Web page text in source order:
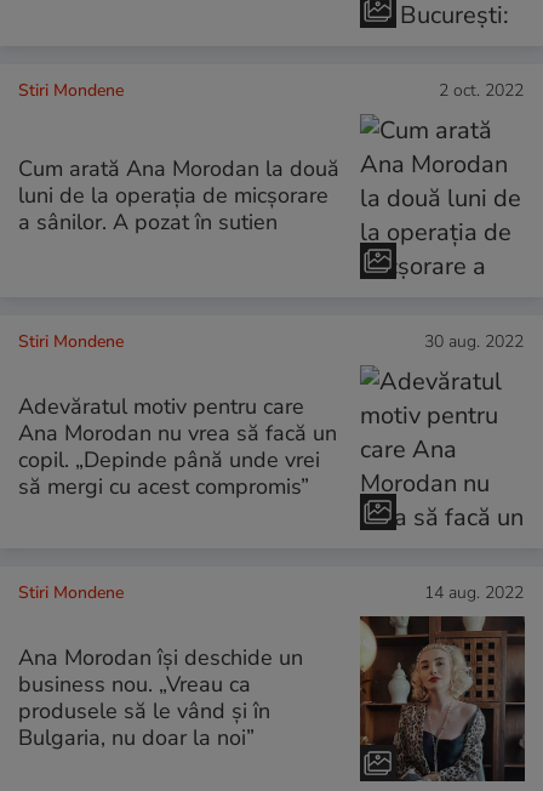
Stiri Mondene 2 oct. 2022
Cum arată Ana Morodan la două
luni de la operația de micșorare
a sânilor. A pozat în sutien
Stiri Mondene 30 aug. 2022
Adevăratul motiv pentru care
Ana Morodan nu vrea să facă un
copil. „Depinde până unde vrei
să mergi cu acest compromis”
Stiri Mondene 14 aug. 2022
Ana Morodan își deschide un
business nou. „Vreau ca
produsele să le vând și în
Bulgaria, nu doar la noi”